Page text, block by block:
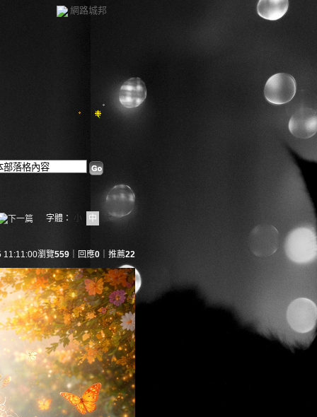
網路城邦
字體： 小 中 大
11:11:00瀏覽559 ｜回應0 ｜推薦22